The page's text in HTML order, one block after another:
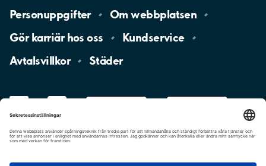
Personuppgifter Omwebbplatsen
Gör karriär hososs
Kundservice
Avtalsvillkor
Städer